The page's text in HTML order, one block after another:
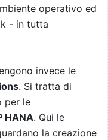
operativo ed
- in tutta
invece le
. Si tratta di
per le
HANA. Qui le
la creazione